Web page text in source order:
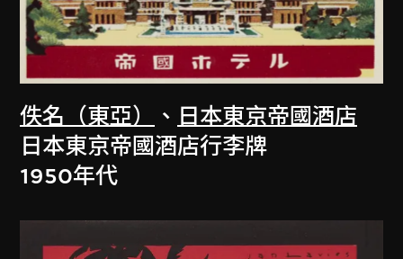
佚名（東亞） 、 日本東京帝國酒店
日本東京帝國酒店行李牌
1950年代